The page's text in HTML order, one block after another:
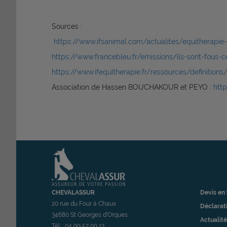
Sources :
https://www.ifsanimal.com/actualites/
https://www.francebleu.fr/emissions/ils-sont-fous-
https://www.ifequitherapie.fr/ressources/
Association de Hassen BOUCHAKOUR et PEYO :
CHEVALASSUR
20 rue du Four à Chaux
34680 St Georges d'Orques
Devis